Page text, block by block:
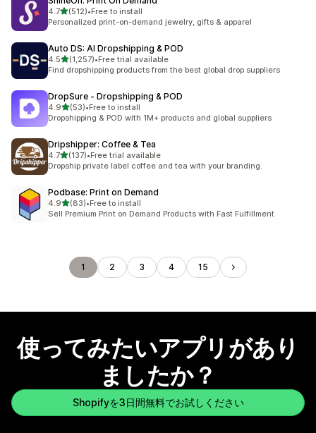
4.75つ星中
(512)
合計レビュー数：512件
•Free to install
Personalized print-on-demand jewelry, gifts & apparel
Auto DS: AI Dropshipping & POD
4.55つ星中
(1,257)
合計レビュー数：1257件
•Free trial available
Find dropshipping products from the best global drop suppliers
DropSure ‑ Dropshipping & POD
4.95つ星中
(53)
合計レビュー数：53件
•Free to install
Dropshipping & POD with 1M+ products and global suppliers
Dripshipper: Coffee & Tea
4.75つ星中
(137)
合計レビュー数：137件
•Free trial available
Dropship private label coffee and tea with your branding.
Podbase: Print on Demand
4.95つ星中
(83)
合計レビュー数：83件
•Free to install
Sell Premium Print on Demand Products with Fast Fulfillment
1 2 3 4 15
使ってみたいアプリがあり
ましたか？
Shopifyを3日間無料でお試しください